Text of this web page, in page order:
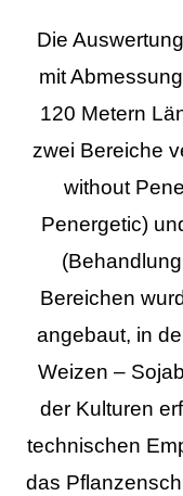
Die
mit
120 Metern
zwei Bereiche
without
Penergetic)
Bereichen
angebaut, in
Weizen –
der Kulturen
technischen
das